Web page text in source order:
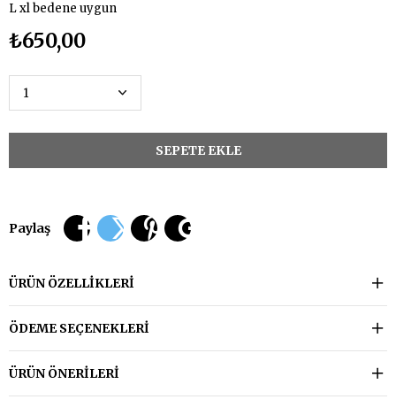
L xl bedene uygun
₺650,00
Paylaş
ÜRÜN ÖZELLIKLERI
ÖDEME SEÇENEKLERI
ÜRÜN ÖNERILERI